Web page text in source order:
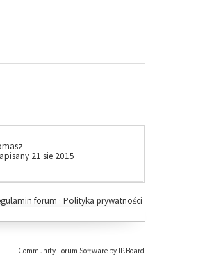
21 sie 2015
Polityka prywatności
forum ·
Community Forum Software by IP.Board